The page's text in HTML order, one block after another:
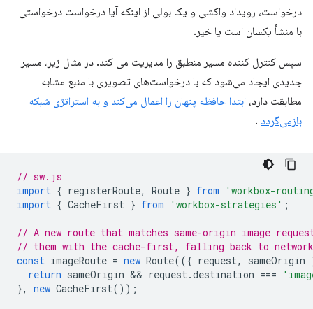
درخواست، رویداد واکشی و یک بولی از اینکه آیا درخواست درخواستی
با منشأ یکسان است یا خیر.
سپس کنترل کننده مسیر منطبق را مدیریت می کند. در مثال زیر، مسیر
جدیدی ایجاد می‌شود که با درخواست‌های تصویری با منبع مشابه
مطابقت دارد، ابتدا حافظه پنهان را اعمال می‌کند و به استراتژی شبکه
بازمی‌گردد .
// sw.js
import { registerRoute, Route } from
'workbox-
import { CacheFirst } from 'workbox-strategies' ;
// A new route that matches same-origin image
// them with the cache-first, falling back to
const imageRoute = new Route(({ request, sameOrigin
return sameOrigin && request.destination ===
},
new CacheFirst());